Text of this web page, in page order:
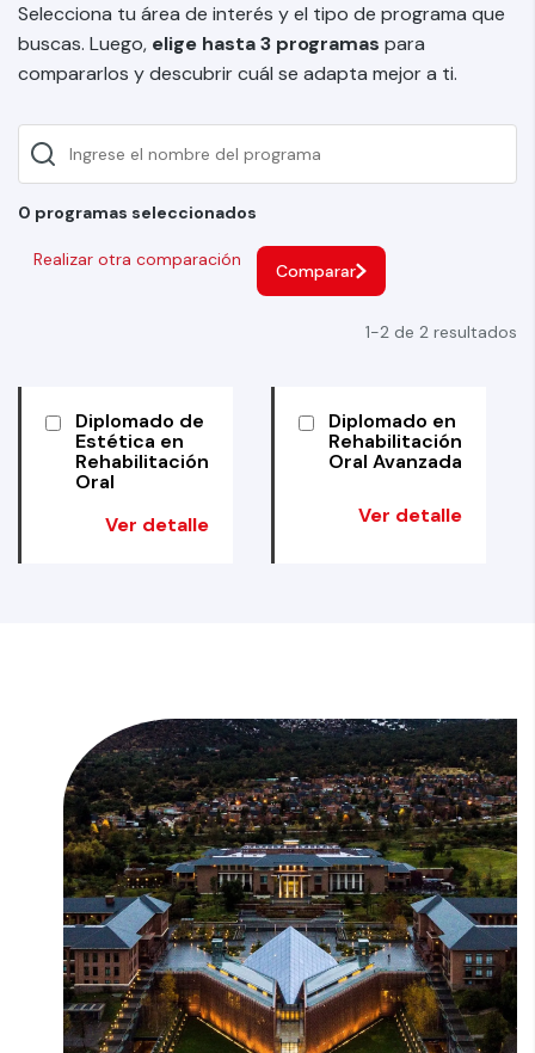
Selecciona tu área de interés y el tipo de programa que
buscas. Luego, elige hasta 3 programas para
compararlos y descubrir cuál se adapta mejor a ti.
0 programas seleccionados
Realizar otra comparación
Comparar
1-2 de 2 resultados
Diplomado de
Estética en
Rehabilitación
Oral
Ver detalle
Diplomado en
Rehabilitación
Oral Avanzada
Ver detalle